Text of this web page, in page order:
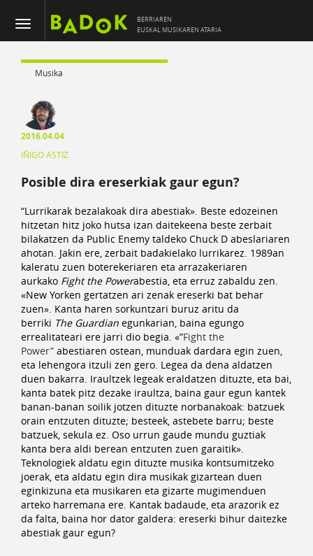
BERRIAREN
EUSKAL MUSIKAREN ATARIA
Musika
2016.04.04
IÑIGO ASTIZ
Posible dira ereserkiak gaur egun?
“Lurrikarak bezalakoak dira abestiak». Beste edozeinen
hitzetan hitz joko hutsa izan daitekeena beste zerbait
bilakatzen da Public Enemy taldeko Chuck D abeslariaren
ahotan. Jakin ere, zerbait badakielako lurrikarez. 1989an
kaleratu zuen boterekeriaren eta arrazakeriaren
aurkako Fight the Powerabestia, eta erruz zabaldu zen.
«New Yorken gertatzen ari zenak ereserki bat behar
zuen». Kanta haren sorkuntzari buruz aritu da
berriki The Guardian egunkarian, baina egungo
errealitateari ere jarri dio begia. «”Fight the
Power” abestiaren ostean, munduak dardara egin zuen,
eta lehengora itzuli zen gero. Legea da dena aldatzen
duen bakarra. Iraultzek legeak eraldatzen dituzte, eta bai,
kanta batek pitz dezake iraultza, baina gaur egun kantek
banan-banan soilik jotzen dituzte norbanakoak: batzuek
orain entzuten dituzte; besteek, astebete barru; beste
batzuek, sekula ez. Oso urrun gaude mundu guztiak
kanta bera aldi berean entzuten zuen garaitik».
Teknologiek aldatu egin dituzte musika kontsumitzeko
joerak, eta aldatu egin dira musikak gizartean duen
eginkizuna eta musikaren eta gizarte mugimenduen
arteko harremana ere. Kantak badaude, eta arazorik ez
da falta, baina hor dator galdera: ereserki bihur daitezke
abestiak gaur egun?